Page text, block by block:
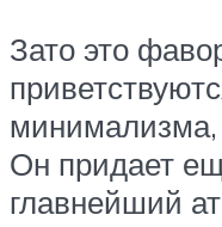
Зато это
минимализма,
Он придает
главнейший